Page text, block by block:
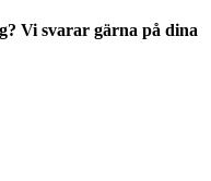
Vi svarar gärna på dina